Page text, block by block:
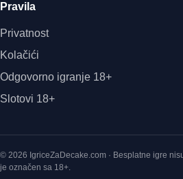
Pravila
Privatnost
Kolačići
Odgovorno igranje 18+
Slotovi 18+
© 2026 IgriceZaDecake.com · Besplatne igre
je označen sa 18+.